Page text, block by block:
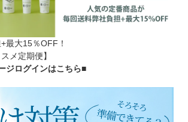
最大15％OFF！
メ定期便】
ジログインはこちら■